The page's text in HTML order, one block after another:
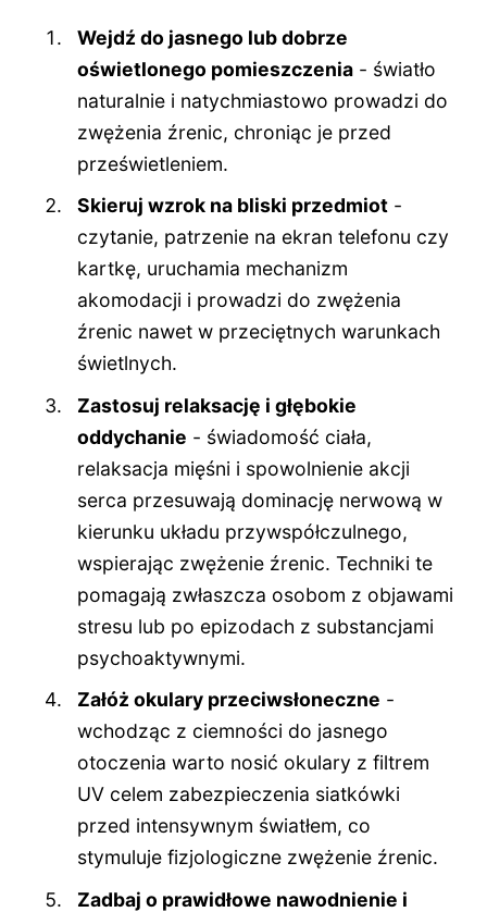
Wejdź do jasnego lub dobrze
oświetlonego pomieszczenia - światło
naturalnie i natychmiastowo prowadzi do
zwężenia źrenic, chroniąc je przed
prześwietleniem.
Skieruj wzrok na bliski przedmiot -
czytanie, patrzenie na ekran telefonu czy
kartkę, uruchamia mechanizm
akomodacji i prowadzi do zwężenia
źrenic nawet w przeciętnych warunkach
świetlnych.
Zastosuj relaksację i głębokie
oddychanie - świadomość ciała,
relaksacja mięśni i spowolnienie akcji
serca przesuwają dominację nerwową w
kierunku układu przywspółczulnego,
wspierając zwężenie źrenic. Techniki te
pomagają zwłaszcza osobom z objawami
stresu lub po epizodach z substancjami
psychoaktywnymi.
Załóż okulary przeciwsłoneczne -
wchodząc z ciemności do jasnego
otoczenia warto nosić okulary z filtrem
UV celem zabezpieczenia siatkówki
przed intensywnym światłem, co
stymuluje fizjologiczne zwężenie źrenic.
Zadbaj o prawidłowe nawodnienie i